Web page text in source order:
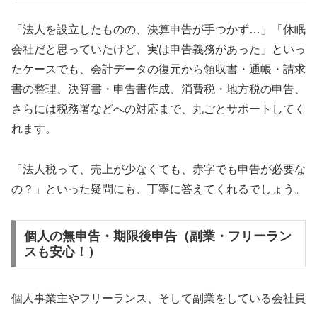
「法人を設立したものの、決算申告が手つかず…」「休眠
会社だと思っていたけど、実は申告義務があった」といっ
たケースでも、会計データの復元から領収書・通帳・請求
書の整理、決算書・申告書作成、消費税・地方税の申告、
さらには税務署などへの対応まで、丸ごとサポートしてく
れます。
「法人税って、売上が少なくても、赤字でも申告が必要な
の？」といった疑問にも、丁寧に答えてくれるでしょう。
個人の無申告・期限後申告（副業・フリーラン
スも安心！）
個人事業主やフリーランス、そして副業をしている会社員